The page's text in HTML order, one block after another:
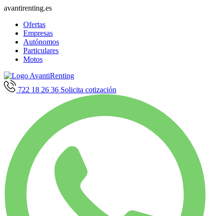
avantirenting.es
Ofertas
Empresas
Autónomos
Particulares
Motos
722 18 26 36 Solicita cotización